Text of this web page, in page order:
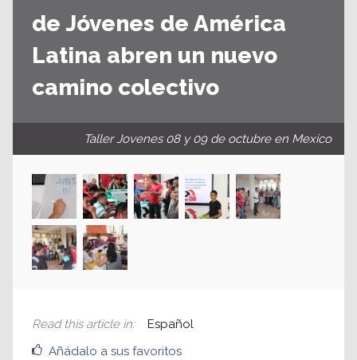
de Jóvenes de América
Latina abren un nuevo
camino colectivo
Taller Jovenes 08 y 09 de octubre en Mexico
Añádalo a sus favoritos
Read this article in: Español